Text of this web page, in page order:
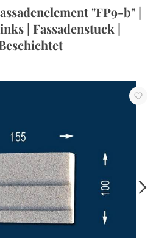
"FP9-b" |
| Fassadenstuck |